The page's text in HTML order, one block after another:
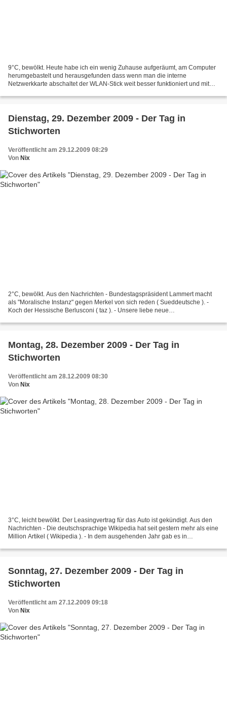
9°C, bewölkt. Heute habe ich ein wenig Zuhause aufgeräumt, am Computer
herumgebastelt und herausgefunden dass wenn man die interne
Netzwerkkarte abschaltet der WLAN-Stick weit besser funktioniert und mit
Dienstag, 29. Dezember 2009 - Der Tag in
Stichworten
Veröffentlicht am 29.12.2009 08:29
Von Nix
2°C, bewölkt. Aus den Nachrichten - Bundestagspräsident Lammert macht
als "Moralische Instanz" gegen Merkel von sich reden ( Sueddeutsche ). -
Koch der Hessische Berlusconi ( taz ). - Unsere liebe neue
Montag, 28. Dezember 2009 - Der Tag in
Stichworten
Veröffentlicht am 28.12.2009 08:30
Von Nix
3°C, leicht bewölkt. Der Leasingvertrag für das Auto ist gekündigt. Aus den
Nachrichten - Die deutschsprachige Wikipedia hat seit gestern mehr als eine
Million Artikel ( Wikipedia ). - In dem ausgehenden Jahr gab es in
Sonntag, 27. Dezember 2009 - Der Tag in
Stichworten
Veröffentlicht am 27.12.2009 09:18
Von Nix